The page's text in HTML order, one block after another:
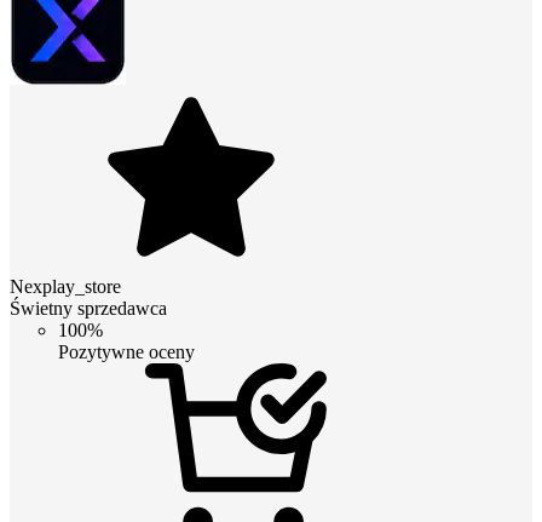
Nexplay_store
Świetny sprzedawca
100%
Pozytywne oceny